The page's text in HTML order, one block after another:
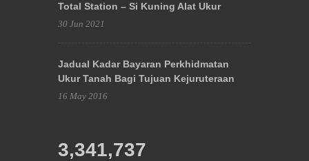
Total Station – Si Kuning Alat Ukur
30 Jun 2021
Jadual Kadar Bayaran Perkhidmatan
Ukur Tanah Bagi Tujuan Kejuruteraan
16 May 2016
3,341,737